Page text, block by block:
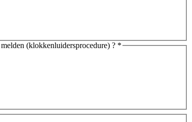
(klokkenluidersprocedure) ? *